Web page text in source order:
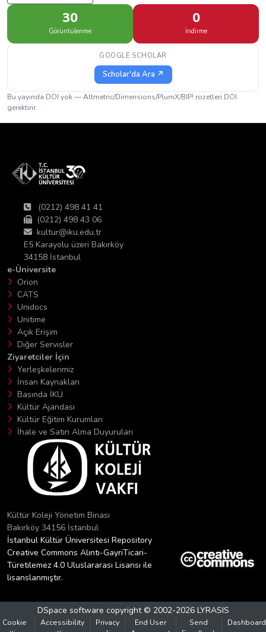
30
Görüntülenme
0
İndirme
GOOGLE SCHOLAR
Scholar'da Ara ↗
Bu yayında DOI yok — Altmetric/Dimensions/PlumX/BIP! rozetleri DOI
gerektirir.
(0212) 498 41 41
(0212) 498 43 06
kultur@iku.edu.tr
E5 Karayolu üzeri Bakırköy
34158 İstanbul
e-Üniversite
Orion
CATS
Unidocs
Unitime
Açık Erişim
Diğer Servisler
Ziyaretciler İçin
Yerleşkelerimiz
İnsan Kaynakları
Basında İKÜ
Kültür Ajandası
Kültür Eğitim Kurumları
İhale ve Satın Alma Duyuruları
Kültür Koleji Yönetim Binası
Bakırköy 34156 İstanbul
İstanbul Kültür Üniversitesi Repository
Creative Commons Alıntı-GayriTicari-
Türetilemez 4.0 Uluslararası Lisansı ile
lisanslanmıştır.
DSpace software copyright © 2002-2026 LYRASIS
Cookie
Accessibility
Privacy
End User
Send
Dashboard